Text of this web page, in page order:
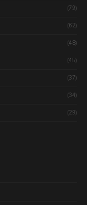
(79)
(62)
(48)
(45)
(37)
(34)
(29)